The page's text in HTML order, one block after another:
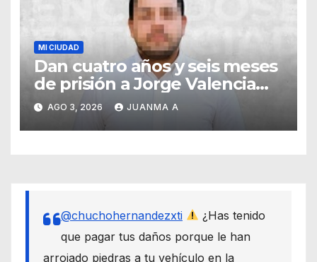
MI CIUDAD
Dan cuatro años y seis meses
de prisión a Jorge Valencia
Gallo por el delito de cohecho
AGO 3, 2026 JUANMA A
@chuchohernandezxti
¿Has tenido
que pagar tus daños porque le han
arrojado piedras a tu vehículo en la